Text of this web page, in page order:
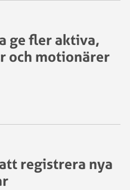
ge fler aktiva,
och motionärer
registrera nya